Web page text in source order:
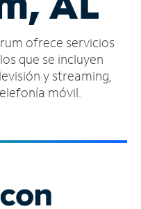
ofrece servicios
que se incluyen
y streaming,
móvil.